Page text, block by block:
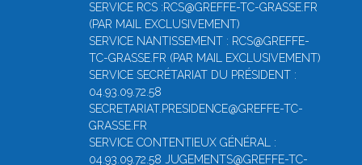
SERVICE RCS :RCS@GREFFE-TC-GRASSE.FR
(PAR MAIL EXCLUSIVEMENT)
SERVICE NANTISSEMENT : RCS@GREFFE-
TC-GRASSE.FR (PAR MAIL EXCLUSIVEMENT)
SERVICE SECRÉTARIAT DU PRÉSIDENT :
04.93.09.72.58
SECRETARIAT.PRESIDENCE@GREFFE-TC-
GRASSE.FR
SERVICE CONTENTIEUX GÉNÉRAL :
04.93.09.72.58 JUGEMENTS@GREFFE-TC-